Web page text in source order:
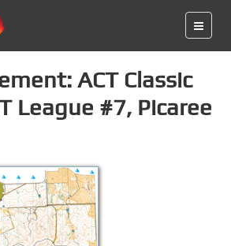
ACT Classic
League #7, Picaree